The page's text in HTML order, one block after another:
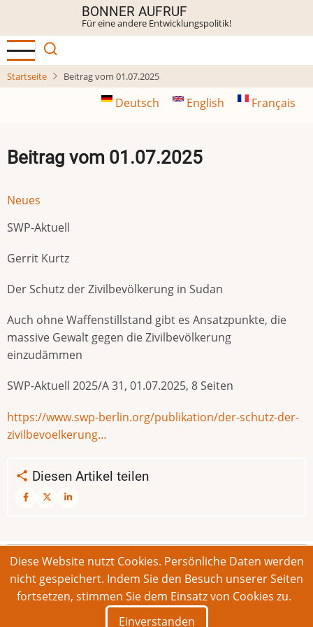
Inhalt
BONNER AUFRUF
Für eine andere Entwicklungspolitik!
Startseite Beitrag vom 01.07.2025
Deutsch English Français
Beitrag vom 01.07.2025
Neues
SWP-Aktuell
Gerrit Kurtz
Der Schutz der Zivilbevölkerung in Sudan
Auch ohne Waffenstillstand gibt es Ansatzpunkte, die
massive Gewalt gegen die Zivilbevölkerung
einzudämmen
SWP-Aktuell 2025/A 31, 01.07.2025, 8 Seiten
https://www.swp-berlin.org/publikation/der-schutz-der-
zivilbevoelkerung…
Diesen Artikel teilen
© 2026 Bonner Aufruf. Alle Rechte vorbehalten.
Footer
Impressum Kontakt
Intern
Deutsch
English
Diese Website nutzt Cookies. Persönliche Daten werden
nicht gespeichert. Indem Sie den Besuch unserer Seiten
fortsetzen, stimmen Sie dem Einsatz von Cookies zu.
Einverstanden